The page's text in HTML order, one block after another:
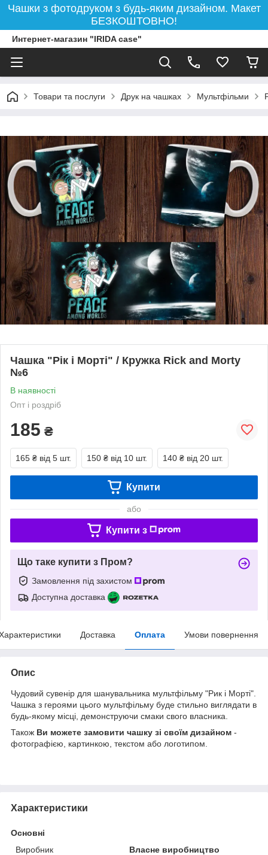
Чашки з фотодруком з будь-яким дизайном. Макет
БЕЗКОШТОВНО!
Интернет-магазин "IRIDA case"
Товари та послуги Друк на чашках Мультфільми
Чашка "Рік і Морті" / Кружка Rick and Morty
№6
В наявності
Опт і роздріб
185 ₴
165 ₴ від 5 шт. 150 ₴ від 10 шт. 140 ₴ від 20 шт.
Купити
або
Купити з
Що таке купити з Пром?
Замовлення під захистом
Доступна доставка
Доставка Оплата Умови повернення
Опис
Чудовий сувенір для шанувальника мультфільму "Рик і Морті".
Чашка з героями цього мультфільму буде стильно виглядати в
будь-якому місці, демонструючи смаки свого власника.
Також Ви можете замовити чашку зі своїм дизайном -
фотографією, картинкою, текстом або логотипом.
Характеристики
Основні
Виробник
Власне виробництво